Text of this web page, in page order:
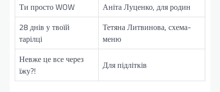
Ти просто WOW
Аніта Луценко, для родин
28 днів у твоїй
тарілці
Тетяна Литвинова, схема-
меню
Невже це все через
їжу?!
Для підлітків